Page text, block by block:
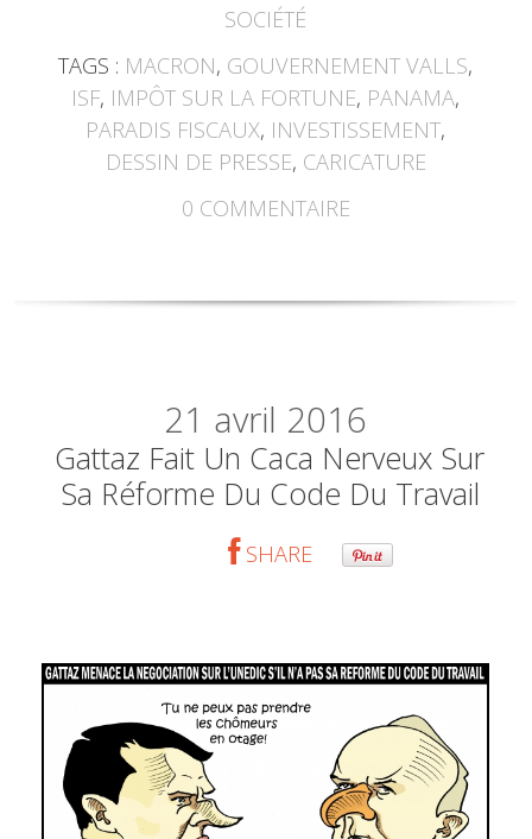
SOCIÉTÉ
TAGS : MACRON, GOUVERNEMENT VALLS,
ISF, IMPÔT SUR LA FORTUNE, PANAMA,
PARADIS FISCAUX, INVESTISSEMENT,
DESSIN DE PRESSE, CARICATURE
0 COMMENTAIRE
21 avril 2016
Gattaz Fait Un Caca Nerveux Sur
Sa Réforme Du Code Du Travail
SHARE